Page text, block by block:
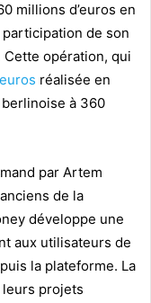
millions d’euros en
participation de son
opération, qui
réalisée en
à 360
par Artem
de la
développe une
aux utilisateurs de
la plateforme. La
projets